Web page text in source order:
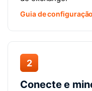
Guia de
2
Conecte e